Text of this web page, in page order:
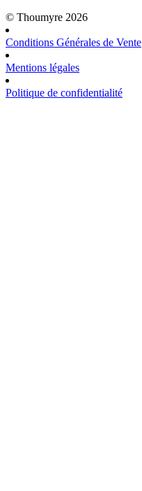
© Thoumyre 2026
Conditions Générales de Vente
Mentions légales
Politique de confidentialité